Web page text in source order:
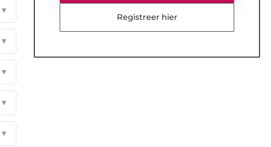
▼
▼
▼
▼
▼
Registreer hier